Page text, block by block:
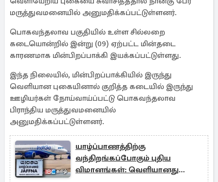
மருத்துவமனையில் அனுமதிக்கப்பட்டுள்ளனர்.
பொகவந்தலாவ பகுதியில் உள்ள சில்லறை
கடையொன்றில் இன்று (09) ஏற்பட்ட மின்தடை
காரணமாக மின்பிறப்பாக்கி இயக்கப்பட்டுள்ளது.
இந்த நிலையில், மின்பிறப்பாக்கியில் இருந்து
வெளியான புகையினால் குறித்த கடையில் இருந்து
ஊழியர்கள் நோய்வாய்ப்பட்டு பொகவந்தலாவ
பிராந்திய மருத்துவமனையில்
அனுமதிக்கப்பட்டுள்ளனர்.
யாழ்ப்பாணத்திற்கு
வந்திறங்கப்போகும் புதிய
விமானங்கள்: வெளியானது